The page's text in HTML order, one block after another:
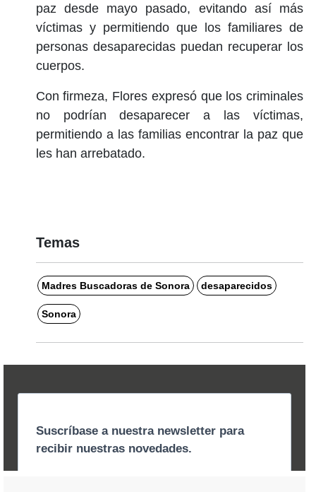
paz desde mayo pasado, evitando así más
víctimas y permitiendo que los familiares de
personas desaparecidas puedan recuperar los
cuerpos.
Con firmeza, Flores expresó que los criminales
no podrían desaparecer a las víctimas,
permitiendo a las familias encontrar la paz que
les han arrebatado.
Temas
Madres Buscadoras de Sonora desaparecidos
Sonora